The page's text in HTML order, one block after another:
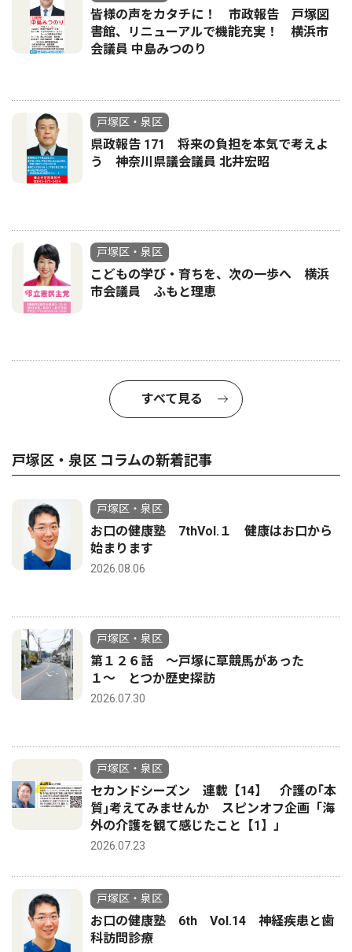
皆様の声をカタチに！ 市政報告 戸塚図
書館、リニューアルで機能充実！ 横浜市
会議員 中島みつのり
戸塚区・泉区
県政報告 171 将来の負担を本気で考えよ
う 神奈川県議会議員 北井宏昭
戸塚区・泉区
こどもの学び・育ちを、次の一歩へ 横浜
市会議員 ふもと理恵
すべて見る
戸塚区・泉区 コラムの新着記事
戸塚区・泉区
お口の健康塾 7thVol.１ 健康はお口から
始まります
2026.08.06
戸塚区・泉区
第１２６話 〜戸塚に草競馬があった
１〜 とつか歴史探訪
2026.07.30
戸塚区・泉区
セカンドシーズン 連載【14】 介護の｢本
質｣考えてみませんか スピンオフ企画「海
外の介護を観て感じたこと【1】」
2026.07.23
戸塚区・泉区
お口の健康塾 6th Vol.14 神経疾患と歯
科訪問診療